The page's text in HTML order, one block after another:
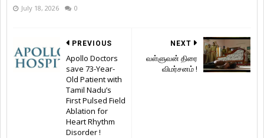
July 18, 2026 0
NEXT
வள்ளுவன் திரை
விமர்சனம் !
PREVIOUS
Apollo Doctors
save 73-Year-
Old Patient with
Tamil Nadu’s
First Pulsed Field
Ablation for
Heart Rhythm
Disorder !